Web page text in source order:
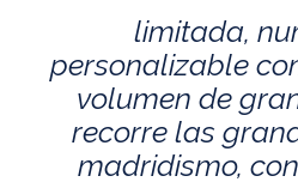
limitada,
personalizable
volumen de
recorre las
madridismo,